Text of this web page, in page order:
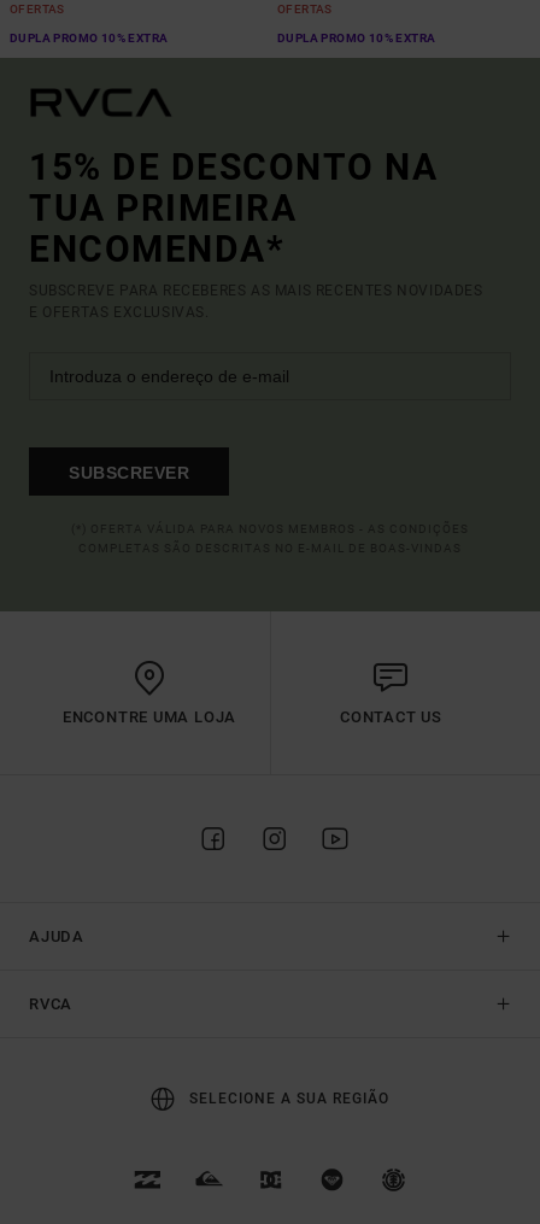
OFERTAS
DUPLA PROMO 10% EXTRA
OFERTAS
DUPLA PROMO 10% EXTRA
15% DE DESCONTO NA
TUA PRIMEIRA
ENCOMENDA*
SUBSCREVE PARA RECEBERES AS MAIS RECENTES NOVIDADES
E OFERTAS EXCLUSIVAS.
SUBSCREVER
ENCONTRE UMA LOJA CONTACT US
AJUDA
RVCA
SELECIONE A SUA REGIÃO